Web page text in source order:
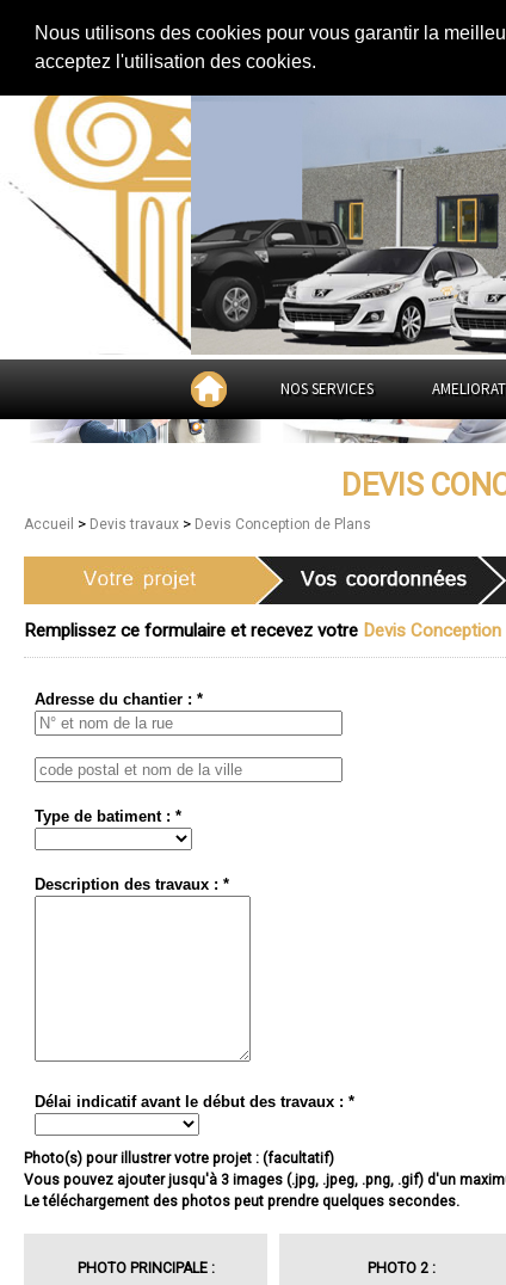
Nous utilisons des cookies pour vous garantir la
acceptez l'utilisation des cookies.Devis Conception de Plans
NOS SERVICES
DEVIS
Accueil > Devis travaux > Devis Conception de Plans
Remplissez ce formulaire et recevez votre Devis
Adresse du chantier : *
Type de batiment : *
Description des travaux : *
Délai indicatif avant le début des travaux : *
Photo(s) pour illustrer votre projet : (facultatif)
Vous pouvez ajouter jusqu'à 3 images (.jpg, .jpeg, .png, .gif) d'un
Le téléchargement des photos peut prendre quelques secondes.
PHOTO PRINCIPALE : PHOTO 2 :